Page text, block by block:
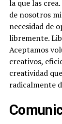
la que las
de nosotros
necesidad de
libremente.
Aceptamos
creativos,
creatividad
radicalmente